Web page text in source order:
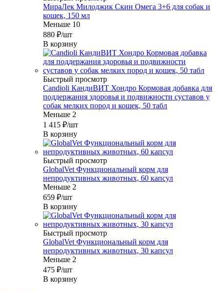
МираЛек Милоджик Скин Омега 3+6 для собак и
кошек, 150 мл
Меньше 10
880 ₽/шт
В корзину
Быстрый просмотр
Candioli КандиВИТ Хондро Кормовая добавка для
поддержания здоровья и подвижности суставов у
собак мелких пород и кошек, 50 табл
Меньше 2
1 415 ₽/шт
В корзину
Быстрый просмотр
GlobalVet Функциональный корм для
непродуктивных животных, 60 капсул
Меньше 2
659 ₽/шт
В корзину
Быстрый просмотр
GlobalVet Функциональный корм для
непродуктивных животных, 30 капсул
Меньше 2
475 ₽/шт
В корзину